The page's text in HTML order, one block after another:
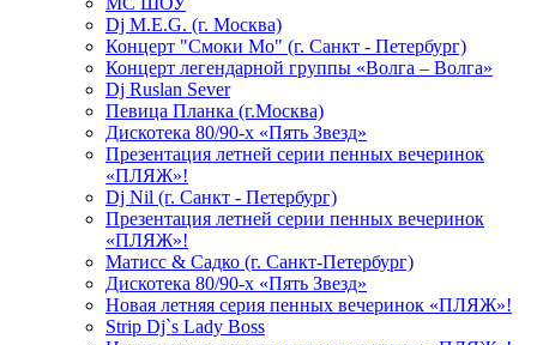
Dj M.E.G. (г. Москва)
Концерт "Смоки Мо" (г. Санкт - Петербург)
Концерт легендарной группы «Волга – Волга»
Dj Ruslan Sever
Певица Планка (г.Москва)
Дискотека 80/90-х «Пять Звезд»
Презентация летней серии пенных вечеринок
«ПЛЯЖ»!
Dj Nil (г. Санкт - Петербург)
Презентация летней серии пенных вечеринок
«ПЛЯЖ»!
Матисс & Садко (г. Санкт-Петербург)
Дискотека 80/90-х «Пять Звезд»
Новая летняя серия пенных вечеринок «ПЛЯЖ»!
Strip Dj`s Lady Boss